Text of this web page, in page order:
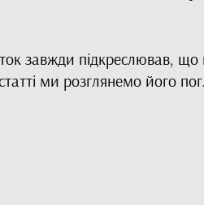
завжди підкреслював, що
ми розглянемо його